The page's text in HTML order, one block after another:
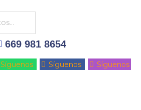
669 981 8654
Síguenos Síguenos Síguenos